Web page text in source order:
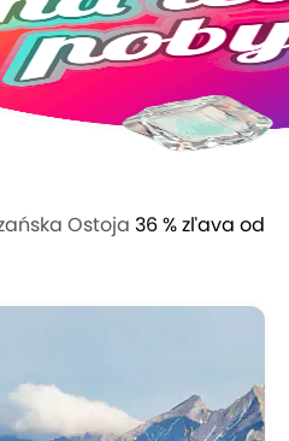
Ostoja 36 % zľava od